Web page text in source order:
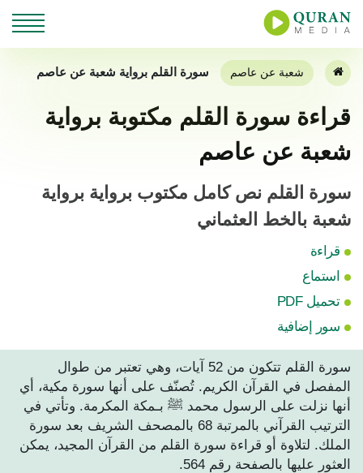
شعبة عن عاصم سورة القلم برواية شعبة عن عاصم
قراءة سورة القلم مكتوبة برواية
شعبة عن عاصم
سورة القلم نص كامل مكتوب برواية برواية
شعبة بالخط العثماني
قراءة
استماع
تحميل PDF
سور إضافية
سورة القلم تتكون من 52 آيات، وهي تعتبر من طوال
المفصل في القرآن الكريم. تُصنّف على أنها سورة مكية، أي
أنها نزلت على الرسول محمد ﷺ بـمكة المكرمة. وتأتي في
الترتيب القرآني بالمرتبة 68 بالمصحف الشريف بعد سورة
الملك. لتلاوة أو قراءة سورة القلم من القرآن المجيد، يمكن
العثور عليها بالصفحة رقم 564.